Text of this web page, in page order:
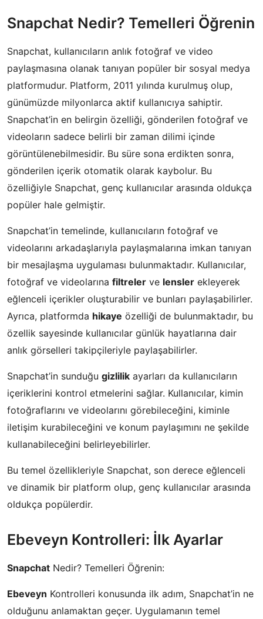
Snapchat Nedir? Temelleri Öğrenin
Snapchat, kullanıcıların anlık fotoğraf ve video
paylaşmasına olanak tanıyan popüler bir sosyal medya
platformudur. Platform, 2011 yılında kurulmuş olup,
günümüzde milyonlarca aktif kullanıcıya sahiptir.
Snapchat’in en belirgin özelliği, gönderilen fotoğraf ve
videoların sadece belirli bir zaman dilimi içinde
görüntülenebilmesidir. Bu süre sona erdikten sonra,
gönderilen içerik otomatik olarak kaybolur. Bu
özelliğiyle Snapchat, genç kullanıcılar arasında oldukça
popüler hale gelmiştir.
Snapchat’in temelinde, kullanıcıların fotoğraf ve
videolarını arkadaşlarıyla paylaşmalarına imkan tanıyan
bir mesajlaşma uygulaması bulunmaktadır. Kullanıcılar,
fotoğraf ve videolarına filtreler ve lensler ekleyerek
eğlenceli içerikler oluşturabilir ve bunları paylaşabilirler.
Ayrıca, platformda hikaye özelliği de bulunmaktadır, bu
özellik sayesinde kullanıcılar günlük hayatlarına dair
anlık görselleri takipçileriyle paylaşabilirler.
Snapchat’in sunduğu gizlilik ayarları da kullanıcıların
içeriklerini kontrol etmelerini sağlar. Kullanıcılar, kimin
fotoğraflarını ve videolarını görebileceğini, kiminle
iletişim kurabileceğini ve konum paylaşımını ne şekilde
kullanabileceğini belirleyebilirler.
Bu temel özellikleriyle Snapchat, son derece eğlenceli
ve dinamik bir platform olup, genç kullanıcılar arasında
oldukça popülerdir.
Ebeveyn Kontrolleri: İlk Ayarlar
Snapchat Nedir? Temelleri Öğrenin:
Ebeveyn Kontrolleri konusunda ilk adım, Snapchat’in ne
olduğunu anlamaktan geçer. Uygulamanın temel